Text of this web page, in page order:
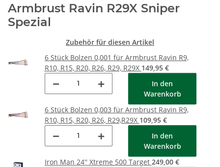
Armbrust Ravin R29X Sniper
Spezial
Zubehör für diesen Artikel
6 Stück Bolzen 0,001 für Armbrust Ravin R9,
R10, R15, R20, R26, R29, R29X 149,95 €
In den
Warenkorb
6 Stück Bolzen 0,003 für Armbrust Ravin R9,
R10, R15, R20, R26, R29,R29X 109,95 €
In den
Warenkorb
Iron Man 24'' Xtreme 500 Target 249,00 €